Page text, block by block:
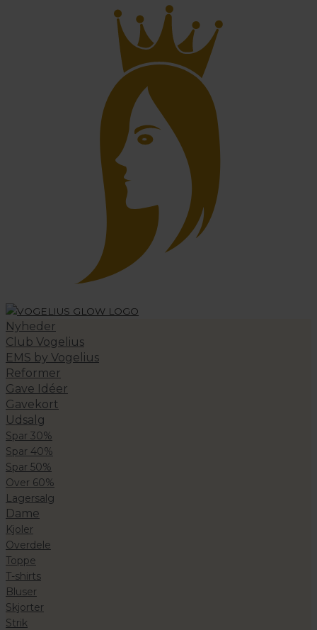
Nyheder
Club Vogelius
EMS by Vogelius
Reformer
Gave Idéer
Gavekort
Udsalg
Spar 30%
Spar 40%
Spar 50%
Over 60%
Lagersalg
Dame
Kjoler
Overdele
Toppe
T-shirts
Bluser
Skjorter
Strik